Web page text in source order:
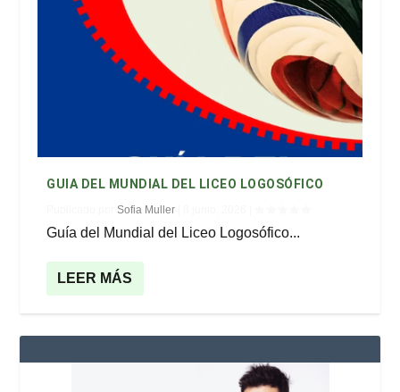
GUIA DEL MUNDIAL DEL LICEO LOGOSÓFICO
Publicado porSofia Muller
Guía del Mundial del Liceo Logosófico...
LEER MÁS